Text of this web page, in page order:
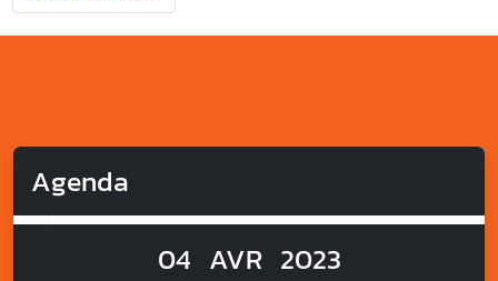
Agenda
04 AVR 2023